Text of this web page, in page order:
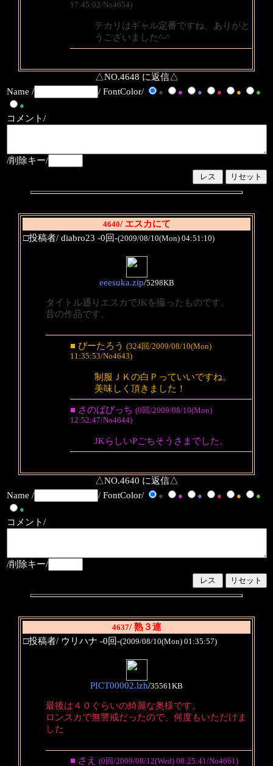
17:45:02/No4654)
テカリはギャル定番ですね、ありがと
うございました^-^
△NO.4648 に返信△
Name /
/ FontColor/ ● ● ● ● ●
●
●
コメント/
/削除キー/
4640/ エスカにて
□投稿者/ diabro23 -0回-(2009/08/10(Mon) 04:51:10)
eeesuka.zip/5298KB
タイトル通りエスカでJKを撮ったものです。
昔の作品です。
■ ぴーたろう (324回/2009/08/10(Mon)
11:35:53/No4643)
制服ＪＫの白Ｐっていいですね。
美味しく頂きました！
■ さのばびっち (0回/2009/08/10(Mon)
12:52:47/No4644)
JKらしいPごちそうさまでした。
△NO.4640 に返信△
Name /
/ FontColor/ ● ● ● ● ●
●
●
コメント/
/削除キー/
4637/ 熟３連
□投稿者/ ウリハナ -0回-(2009/08/10(Mon) 01:35:57)
PICT00002.lzh/35561KB
最後は４０ぐらいの綺麗な奥様です。
ロンスカで無警戒だったので、何度もいただけま
した
■ さえ (0回/2009/08/12(Wed) 08:25:41/No4661)